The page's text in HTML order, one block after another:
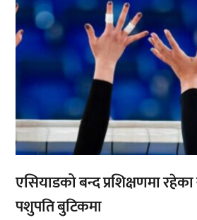
एसियाडको बन्द प्रशिक्षणमा
पशुपति बुटिकमा